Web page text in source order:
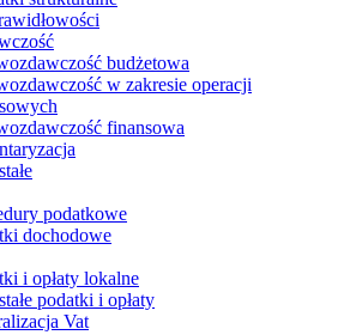
budżetowa
w zakresie operacji
finansowa
podatkowe
dochodowe
i opłaty lokalne
podatki i opłaty
Vat